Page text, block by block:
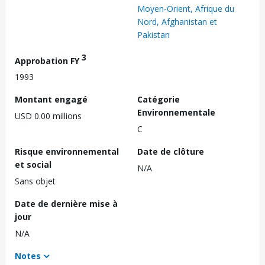
Moyen-Orient, Afrique du
Nord, Afghanistan et
Pakistan
Approbation FY3
1993
Montant engagé
USD 0.00 millions
Catégorie
Environnementale
C
Risque environnemental
et social
Sans objet
Date de clôture
N/A
Date de dernière mise à
jour
N/A
Notes